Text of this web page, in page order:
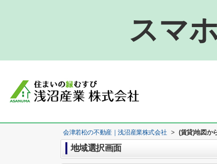
スマ
会津若松の不動産｜浅沼産業株式会社 > (賃貸)地図か
地域選択画面